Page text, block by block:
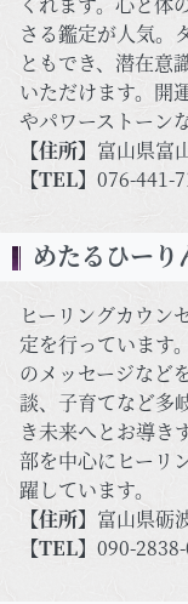
さる鑑定が人気。
ともでき、潜在意
いただけます。開
やパワーストーン
【住所】 富山県富
【TEL】 076-441-
めたるひーり
ヒーリングカウン
定を行っています
のメッセージなど
談、子育てなど多
き未来へとお導き
部を中心にヒーリ
躍しています。
【住所】 富山県砺
【TEL】 090-